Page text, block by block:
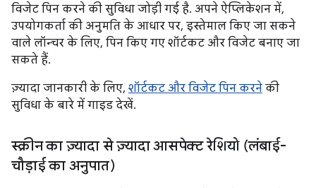
विजेट पिन करने की सुविधा जोड़ी गई है. अपने ऐप्लिकेशन में,
उपयोगकर्ता की अनुमति के आधार पर, इस्तेमाल किए जा सकने
वाले लॉन्चर के लिए, पिन किए गए शॉर्टकट और विजेट बनाए जा
सकते हैं.
ज़्यादा जानकारी के लिए, शॉर्टकट और विजेट पिन करने की
सुविधा के बारे में गाइड देखें.
स्क्रीन का ज़्यादा से ज़्यादा आसपेक्ट रेशियो (लंबाई-
चौड़ाई का अनुपात)